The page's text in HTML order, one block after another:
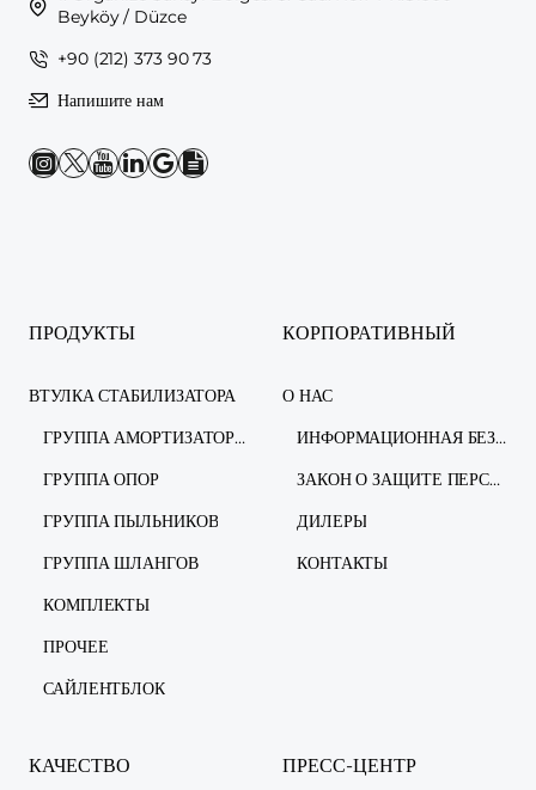
Beyköy / Düzce
+90 (212) 373 90 73
Напишите нам
ПРОДУКТЫ
ВТУЛКА СТАБИЛИЗАТОРА
ГРУППА АМОРТИЗАТОРОВ
ГРУППА ОПОР
ГРУППА ПЫЛЬНИКОВ
ГРУППА ШЛАНГОВ
КОМПЛЕКТЫ
ПРОЧЕЕ
САЙЛЕНТБЛОК
КОРПОРАТИВНЫЙ
О НАС
ИНФОРМАЦИОННАЯ БЕЗОПАСНОСТЬ
ЗАКОН О ЗАЩИТЕ ПЕРСОНАЛЬНЫХ ДАННЫХ
ДИЛЕРЫ
КОНТАКТЫ
КАЧЕСТВО ПРЕСС-ЦЕНТР